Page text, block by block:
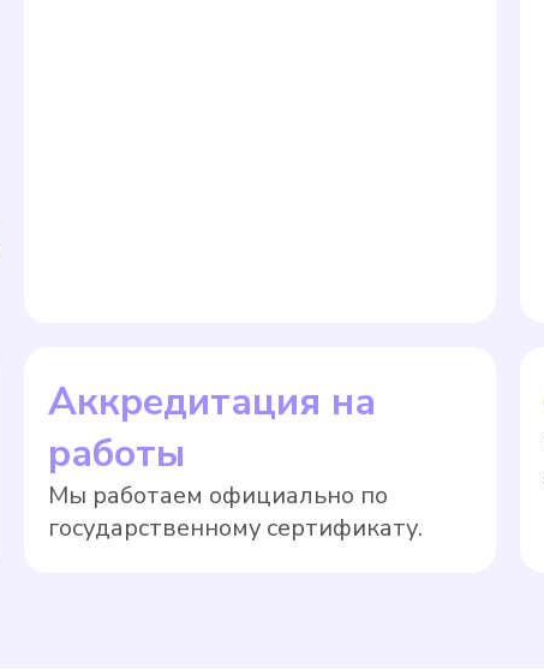
Аккредитация на
работы
Мы работаем официально по
государственному сертификату.